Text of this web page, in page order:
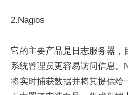
2.Nagios
它的主要产品是日志服务器，
系统管理员更容易访问信息。
将实时捕获数据并将其提供给